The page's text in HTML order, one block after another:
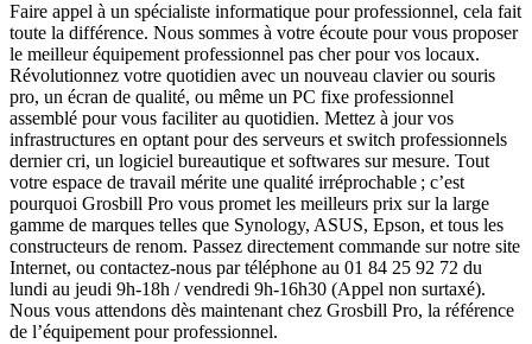
Faire appel à un spécialiste informatique pour professionnel, cela fait
toute la différence. Nous sommes à votre écoute pour vous proposer
le meilleur équipement professionnel pas cher pour vos locaux.
Révolutionnez votre quotidien avec un nouveau clavier ou souris
pro, un écran de qualité, ou même un PC fixe professionnel
assemblé pour vous faciliter au quotidien. Mettez à jour vos
infrastructures en optant pour des serveurs et switch professionnels
dernier cri, un logiciel bureautique et softwares sur mesure. Tout
votre espace de travail mérite une qualité irréprochable ; c’est
pourquoi Grosbill Pro vous promet les meilleurs prix sur la large
gamme de marques telles que Synology, ASUS, Epson, et tous les
constructeurs de renom. Passez directement commande sur notre site
Internet, ou contactez-nous par téléphone au 01 84 25 92 72 du
lundi au jeudi 9h-18h / vendredi 9h-16h30 (Appel non surtaxé).
Nous vous attendons dès maintenant chez Grosbill Pro, la référence
de l’équipement pour professionnel.